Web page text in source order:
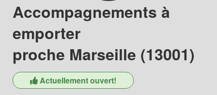
Accompagnements à
emporter
proche Marseille (13001)
Actuellement ouvert!